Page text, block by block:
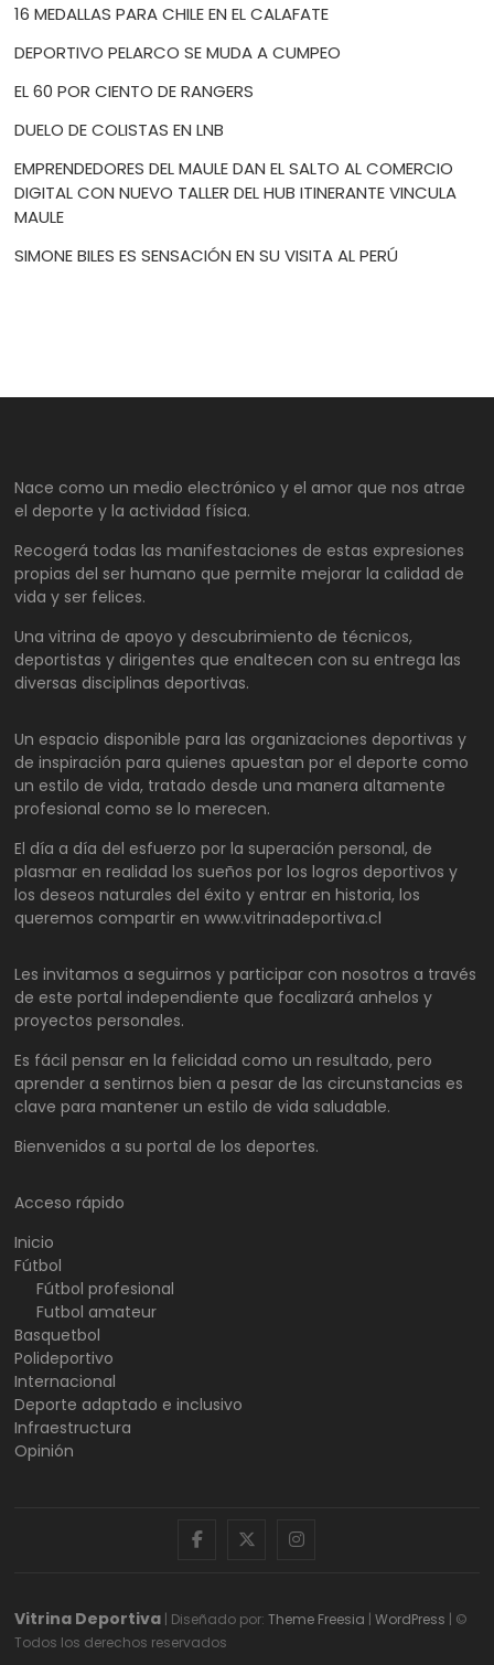
16 MEDALLAS PARA CHILE EN EL CALAFATE
DEPORTIVO PELARCO SE MUDA A CUMPEO
EL 60 POR CIENTO DE RANGERS
DUELO DE COLISTAS EN LNB
EMPRENDEDORES DEL MAULE DAN EL SALTO AL COMERCIO
DIGITAL CON NUEVO TALLER DEL HUB ITINERANTE VINCULA
MAULE
SIMONE BILES ES SENSACIÓN EN SU VISITA AL PERÚ
Nace como un medio electrónico y el amor que nos atrae
el deporte y la actividad física.
Recogerá todas las manifestaciones de estas expresiones
propias del ser humano que permite mejorar la calidad de
vida y ser felices.
Una vitrina de apoyo y descubrimiento de técnicos,
deportistas y dirigentes que enaltecen con su entrega las
diversas disciplinas deportivas.
Un espacio disponible para las organizaciones deportivas y
de inspiración para quienes apuestan por el deporte como
un estilo de vida, tratado desde una manera altamente
profesional como se lo merecen.
El día a día del esfuerzo por la superación personal, de
plasmar en realidad los sueños por los logros deportivos y
los deseos naturales del éxito y entrar en historia, los
queremos compartir en www.vitrinadeportiva.cl
Les invitamos a seguirnos y participar con nosotros a través
de este portal independiente que focalizará anhelos y
proyectos personales.
Es fácil pensar en la felicidad como un resultado, pero
aprender a sentirnos bien a pesar de las circunstancias es
clave para mantener un estilo de vida saludable.
Bienvenidos a su portal de los deportes.
Acceso rápido
Inicio
Fútbol
Fútbol profesional
Futbol amateur
Basquetbol
Polideportivo
Internacional
Deporte adaptado e inclusivo
Infraestructura
Opinión
facebooktwitterinstagram
Vitrina Deportiva | Diseñado por:Theme Freesia |WordPress | ©
Todos los derechos reservados